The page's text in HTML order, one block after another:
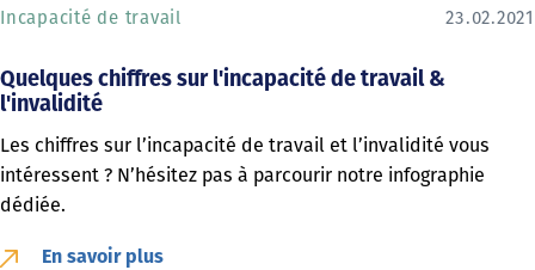
Quelques chiffres sur l'incapacité de travail &
l'invalidité
Incapacité de travail 23.02.2021
Les chiffres sur l’incapacité de travail et l’invalidité vous
intéressent ? N’hésitez pas à parcourir notre infographie
dédiée.
En savoir plus